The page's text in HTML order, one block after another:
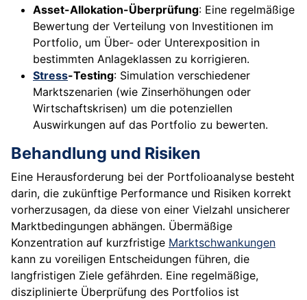
Asset-Allokation-Überprüfung: Eine regelmäßige
Bewertung der Verteilung von Investitionen im
Portfolio, um Über- oder Unterexposition in
bestimmten Anlageklassen zu korrigieren.
Stress-Testing: Simulation verschiedener
Marktszenarien (wie Zinserhöhungen oder
Wirtschaftskrisen) um die potenziellen
Auswirkungen auf das Portfolio zu bewerten.
Behandlung und Risiken
Eine Herausforderung bei der Portfolioanalyse besteht
darin, die zukünftige Performance und Risiken korrekt
vorherzusagen, da diese von einer Vielzahl unsicherer
Marktbedingungen abhängen. Übermäßige
Konzentration auf kurzfristige Marktschwankungen
kann zu voreiligen Entscheidungen führen, die
langfristigen Ziele gefährden. Eine regelmäßige,
disziplinierte Überprüfung des Portfolios ist